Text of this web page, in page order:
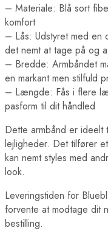
– Materiale: Blå sort
komfort
– Lås: Udstyret med en
det nemt at tage på og
– Bredde: Armbåndet
en markant men stilfuld
– Længde: Fås i flere
pasform til dit håndled
Dette armbånd er
lejligheder. Det tilfører
kan nemt styles med
look.
Leveringstiden for
forvente at modtage dit
bestilling.